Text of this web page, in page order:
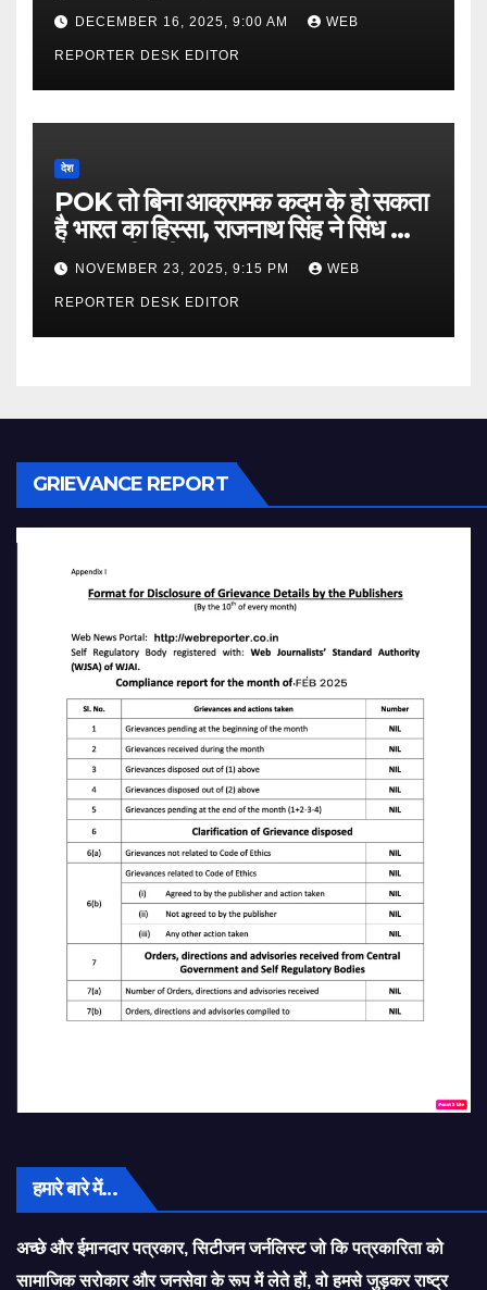
DECEMBER 16, 2025, 9:00 AM WEB
REPORTER DESK EDITOR
देश
POK तो बिना आक्रामक कदम के हो सकता
है भारत का हिस्सा, राजनाथ सिंह ने सिंध को
लेकर कही बड़ी बात…
NOVEMBER 23, 2025, 9:15 PM WEB
REPORTER DESK EDITOR
GRIEVANCE REPORT
हमारे बारे में…
अच्छे और ईमानदार पत्रकार, सिटीजन जर्नलिस्ट जो कि पत्रकारिता को
सामाजिक सरोकार और जनसेवा के रूप में लेते हों, वो हमसे जुड़कर राष्ट्र